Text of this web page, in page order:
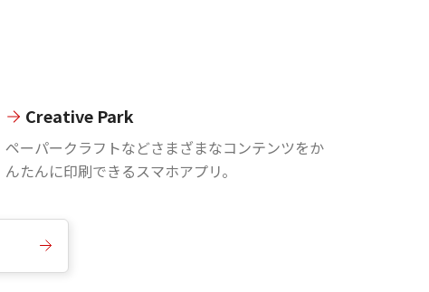
Creative Park
ペーパークラフトなどさまざまなコンテンツをか
んたんに印刷できるスマホアプリ。